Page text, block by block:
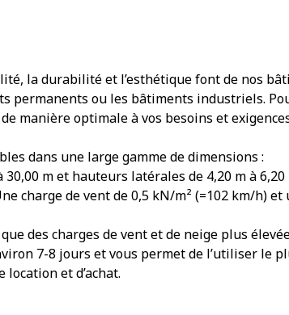
la durabilité et l’esthétique font de nos
permanents ou les bâtiments industriels.
manière optimale à vos besoins et
dans une large gamme de dimensions :
m et hauteurs latérales de 4,20 m à
charge de vent de 0,5 kN/m² (=102 km/h)
des charges de vent et de neige plus
7-8 jours et vous permet de l’utiliser le
et d’achat.